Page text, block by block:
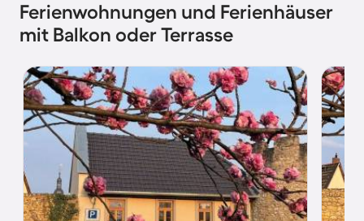
Ferienwohnungen und Ferienhäuser
mit Balkon oder Terrasse